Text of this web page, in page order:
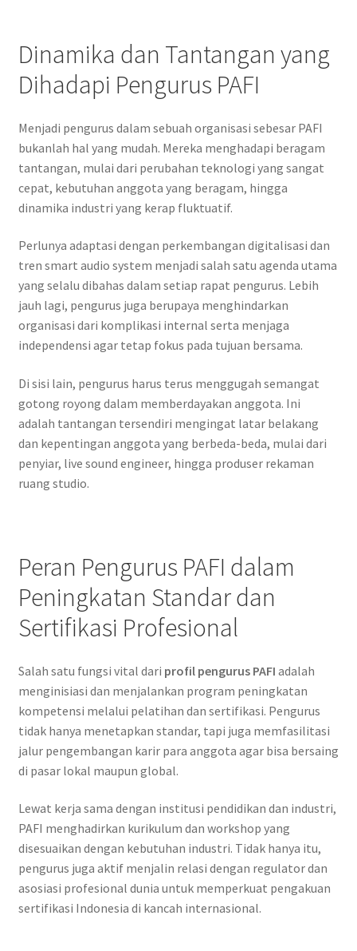
Dinamika dan Tantangan yang
Dihadapi Pengurus PAFI
Menjadi pengurus dalam sebuah organisasi sebesar PAFI
bukanlah hal yang mudah. Mereka menghadapi beragam
tantangan, mulai dari perubahan teknologi yang sangat
cepat, kebutuhan anggota yang beragam, hingga
dinamika industri yang kerap fluktuatif.
Perlunya adaptasi dengan perkembangan digitalisasi dan
tren smart audio system menjadi salah satu agenda utama
yang selalu dibahas dalam setiap rapat pengurus. Lebih
jauh lagi, pengurus juga berupaya menghindarkan
organisasi dari komplikasi internal serta menjaga
independensi agar tetap fokus pada tujuan bersama.
Di sisi lain, pengurus harus terus menggugah semangat
gotong royong dalam memberdayakan anggota. Ini
adalah tantangan tersendiri mengingat latar belakang
dan kepentingan anggota yang berbeda-beda, mulai dari
penyiar, live sound engineer, hingga produser rekaman
ruang studio.
Peran Pengurus PAFI dalam
Peningkatan Standar dan
Sertifikasi Profesional
Salah satu fungsi vital dari profil pengurus PAFI adalah
menginisiasi dan menjalankan program peningkatan
kompetensi melalui pelatihan dan sertifikasi. Pengurus
tidak hanya menetapkan standar, tapi juga memfasilitasi
jalur pengembangan karir para anggota agar bisa bersaing
di pasar lokal maupun global.
Lewat kerja sama dengan institusi pendidikan dan industri,
PAFI menghadirkan kurikulum dan workshop yang
disesuaikan dengan kebutuhan industri. Tidak hanya itu,
pengurus juga aktif menjalin relasi dengan regulator dan
asosiasi profesional dunia untuk memperkuat pengakuan
sertifikasi Indonesia di kancah internasional.